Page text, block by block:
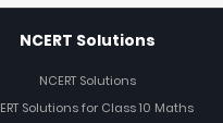
NCERT Solutions
NCERT Solutions
Solutions for Class 10 Maths